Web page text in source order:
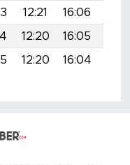
12:21 16:06
12:20 16:05
12:20 16:04